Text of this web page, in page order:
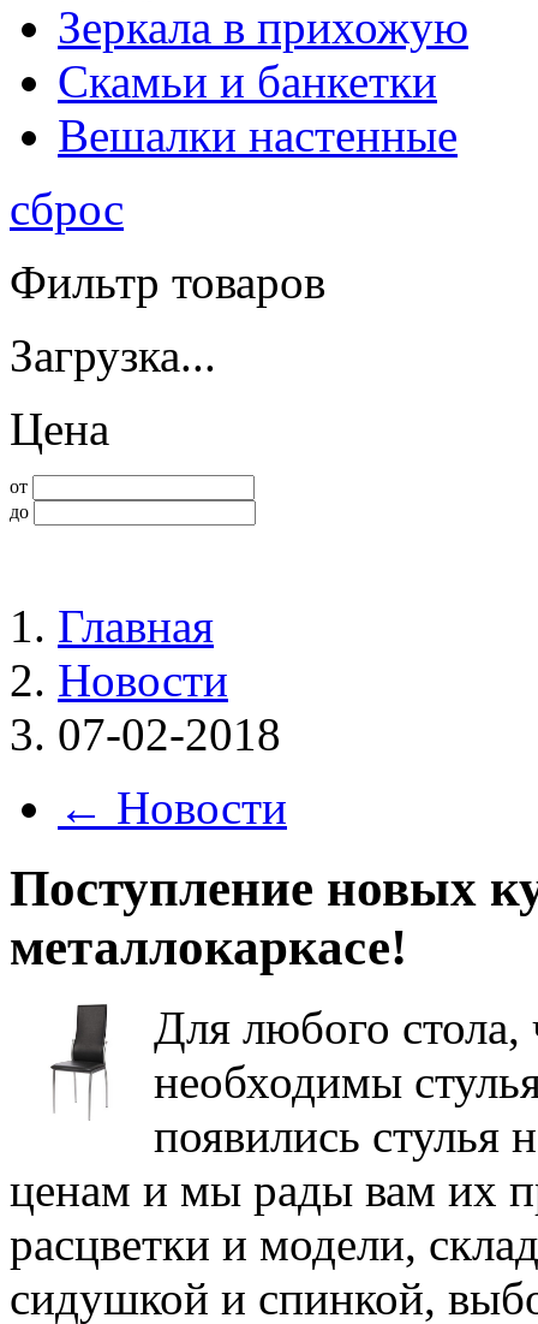
Зеркала в прихожую
Скамьи и банкетки
Вешалки настенные
сброс
Фильтр товаров
Загрузка...
Цена
от
до
Главная
Новости
07-02-2018
← Новости
Поступление новых
металлокаркасе!
Для любого
необходимы
появились стулья
ценам и мы рады вам их
расцветки и модели,
сидушкой и спинкой,